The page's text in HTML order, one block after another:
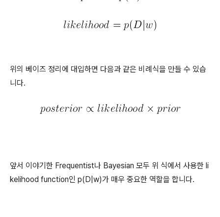
위의 베이즈 정리에 대입하면 다음과 같은 비례식을 만들 수 있습
니다.
앞서 이야기한 Frequentist나 Bayesian 모두 위 식에서 사용한 li
kelihood function인 p(D|w)가 매우 중요한 역할을 합니다.